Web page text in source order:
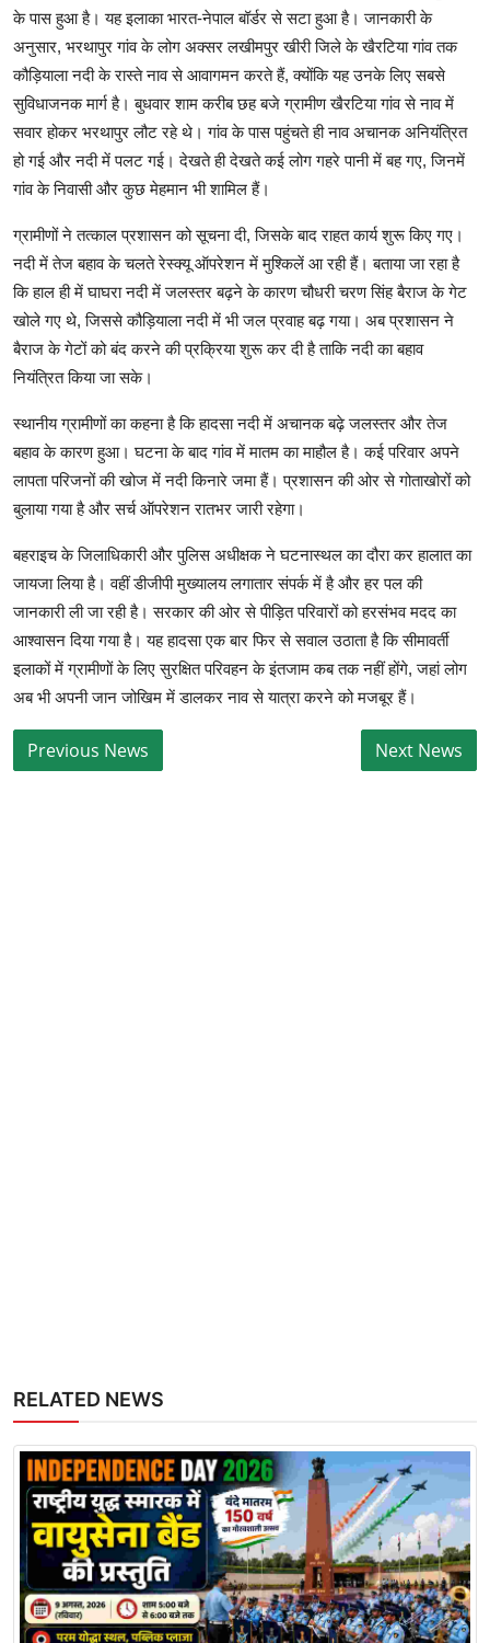
के पास हुआ है। यह इलाका भारत-नेपाल बॉर्डर से सटा हुआ है। जानकारी के
अनुसार, भरथापुर गांव के लोग अक्सर लखीमपुर खीरी जिले के खैरटिया गांव तक
कौड़ियाला नदी के रास्ते नाव से आवागमन करते हैं, क्योंकि यह उनके लिए सबसे
सुविधाजनक मार्ग है। बुधवार शाम करीब छह बजे ग्रामीण खैरटिया गांव से नाव में
सवार होकर भरथापुर लौट रहे थे। गांव के पास पहुंचते ही नाव अचानक अनियंत्रित
हो गई और नदी में पलट गई। देखते ही देखते कई लोग गहरे पानी में बह गए, जिनमें
गांव के निवासी और कुछ मेहमान भी शामिल हैं।
ग्रामीणों ने तत्काल प्रशासन को सूचना दी, जिसके बाद राहत कार्य शुरू किए गए।
नदी में तेज बहाव के चलते रेस्क्यू ऑपरेशन में मुश्किलें आ रही हैं। बताया जा रहा है
कि हाल ही में घाघरा नदी में जलस्तर बढ़ने के कारण चौधरी चरण सिंह बैराज के गेट
खोले गए थे, जिससे कौड़ियाला नदी में भी जल प्रवाह बढ़ गया। अब प्रशासन ने
बैराज के गेटों को बंद करने की प्रक्रिया शुरू कर दी है ताकि नदी का बहाव
नियंत्रित किया जा सके।
स्थानीय ग्रामीणों का कहना है कि हादसा नदी में अचानक बढ़े जलस्तर और तेज
बहाव के कारण हुआ। घटना के बाद गांव में मातम का माहौल है। कई परिवार अपने
लापता परिजनों की खोज में नदी किनारे जमा हैं। प्रशासन की ओर से गोताखोरों को
बुलाया गया है और सर्च ऑपरेशन रातभर जारी रहेगा।
बहराइच के जिलाधिकारी और पुलिस अधीक्षक ने घटनास्थल का दौरा कर हालात का
जायजा लिया है। वहीं डीजीपी मुख्यालय लगातार संपर्क में है और हर पल की
जानकारी ली जा रही है। सरकार की ओर से पीड़ित परिवारों को हरसंभव मदद का
आश्वासन दिया गया है। यह हादसा एक बार फिर से सवाल उठाता है कि सीमावर्ती
इलाकों में ग्रामीणों के लिए सुरक्षित परिवहन के इंतजाम कब तक नहीं होंगे, जहां लोग
अब भी अपनी जान जोखिम में डालकर नाव से यात्रा करने को मजबूर हैं।
RELATED NEWS